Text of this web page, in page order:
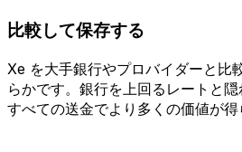
比較して保存する
Xe を大手銀行やプロバイダーと比
らかです。銀行を上回るレートと隠
すべての送金でより多くの価値が得